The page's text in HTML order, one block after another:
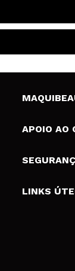
Sobre
Gift
APOIO AO
Envios e
Formas
Termos e
LINKS